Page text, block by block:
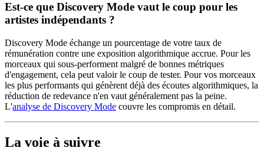
Est-ce que Discovery Mode vaut le coup pour les
artistes indépendants ?
Discovery Mode échange un pourcentage de votre taux de
rémunération contre une exposition algorithmique accrue. Pour les
morceaux qui sous-performent malgré de bonnes métriques
d'engagement, cela peut valoir le coup de tester. Pour vos morceaux
les plus performants qui génèrent déjà des écoutes algorithmiques, la
réduction de redevance n'en vaut généralement pas la peine.
L'analyse de Discovery Mode couvre les compromis en détail.
La voie à suivre